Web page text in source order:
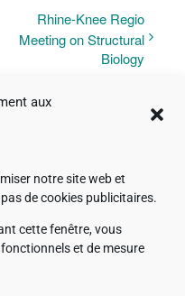
aux
notre site web et
de cookies publicitaires.
cette fenêtre, vous
et de mesure
Rhine-Knee Regio
Meeting on Structural
Biology